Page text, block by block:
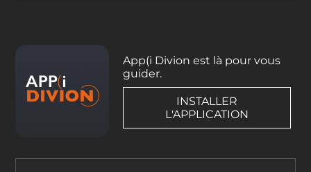
App(i Divion est là pour vous
guider.
INSTALLER
L'APPLICATION